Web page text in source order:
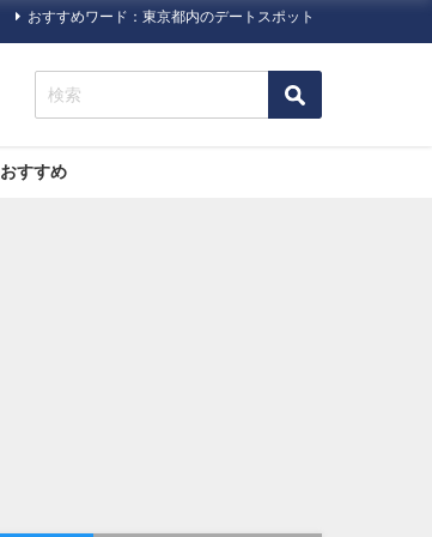
おすすめワード：東京都内のデートスポット
おすすめ